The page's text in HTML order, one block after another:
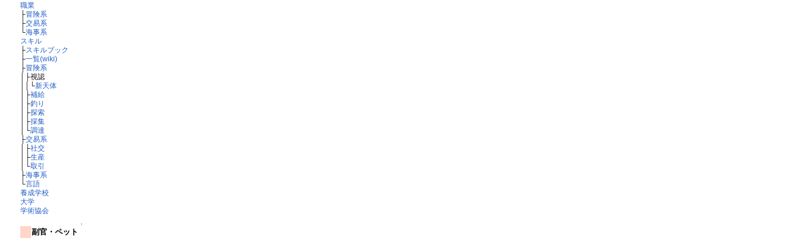
職業
├冒険系
├交易系
└海事系
スキル
├スキルブック
├一覧(wiki)
├冒険系
│├視認
││└新天体
│├補給
│├釣り
│├探索
│├採集
│└調達
├交易系
│├社交
│├生産
│└取引
├海事系
└言語
養成学校
大学
学術協会
↑
副官・ペット